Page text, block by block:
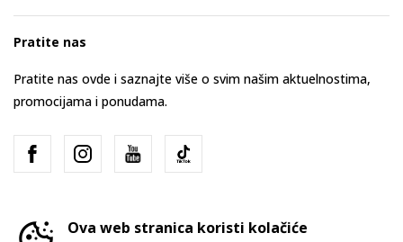
Pratite nas
Pratite nas ovde i saznajte više o svim našim aktuelnostima,
promocijama i ponudama.
Ova web stranica koristi kolačiće